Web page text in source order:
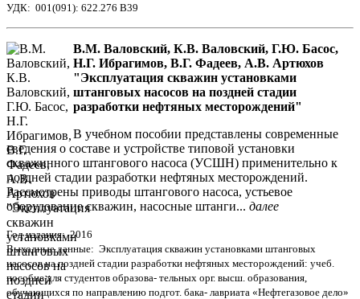
УДК: 001(091): 622.276 В39
В.М. Валовский, К.В. Валовский, Г.Ю. Басос,
Н.Г. Ибрагимов, В.Г. Фадеев, А.В. Артюхов
"Эксплуатация скважин установками
штанговых насосов на поздней стадии
разработки нефтяных месторождений"
В учебном пособии представлены современные
сведения о составе и устройстве типовой установки
скважинного штангового насоса (УСШН) применительно к
поздней стадии разработки нефтяных месторождений.
Рассмотрены приводы штангового насоса, устьевое
оборудование скважин, насосные штанги... далее
Год издания: 2016
Выходные данные: Эксплуатация скважин установками штанговых
насосов на поздней стадии разработки нефтяных месторождений: учеб.
пособие для студентов образова- тельных орг. высш. образования,
обучающихся по направлению подгот. бака- лавриата «Нефтегазовое дело»